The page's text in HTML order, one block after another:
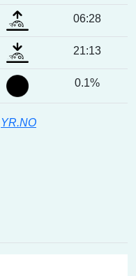
06:28
21:13
0.1%
YR.NO